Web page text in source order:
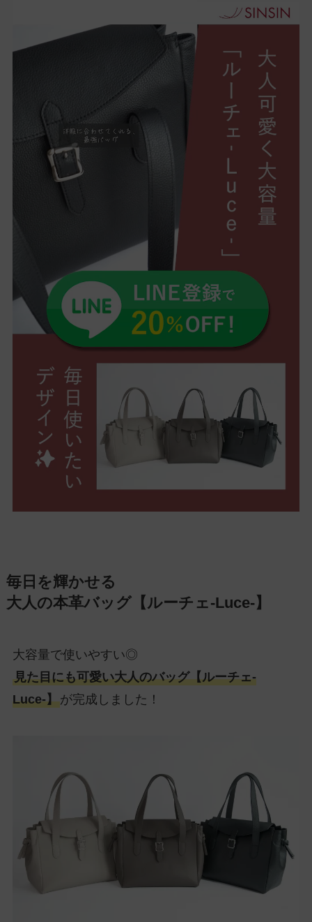
毎日を輝かせる
大人の本革バッグ【ルーチェ-Luce-】
大容量で使いやすい◎
見た目にも可愛い大人のバッグ【ルーチェ-
Luce-】が完成しました！